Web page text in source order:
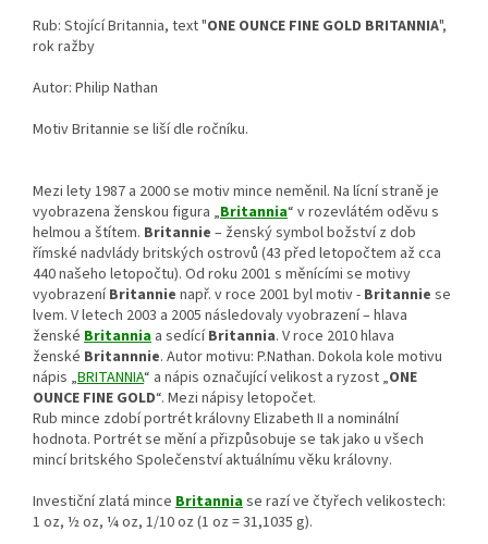
Rub: Stojící Britannia, text "ONE OUNCE FINE GOLD BRITANNIA",
rok ražby
Autor: Philip Nathan
Motiv Britannie se liší dle ročníku.
Mezi lety 1987 a 2000 se motiv mince neměnil. Na lícní straně je
vyobrazena ženskou figura „Britannia“ v rozevlátém oděvu s
helmou a štítem. Britannie – ženský symbol božství z dob
římské nadvlády britských ostrovů (43 před letopočtem až cca
440 našeho letopočtu). Od roku 2001 s měnícími se motivy
vyobrazeníBritannie např. v roce 2001 byl motiv - Britannie se
lvem. V letech 2003 a 2005 následovaly vyobrazení – hlava
ženské Britannia a sedícíBritannia. V roce 2010 hlava
ženské Britannnie. Autor motivu: P.Nathan. Dokola kole motivu
nápis „BRITANNIA“ a nápis označující velikost a ryzost „ONE
OUNCE FINE GOLD“. Mezi nápisy letopočet.
Rub mince zdobí portrét královny Elizabeth II a nominální
hodnota. Portrét se mění a přizpůsobuje se tak jako u všech
mincí britského Společenství aktuálnímu věku královny.
Investiční zlatá mince Britanniase razí ve čtyřech velikostech:
1 oz, ½ oz, ¼ oz, 1/10 oz (1 oz = 31,1035 g).